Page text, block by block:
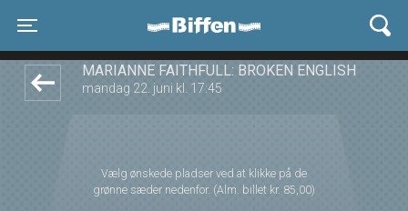
Biffen Odder
MARIANNE FAITHFULL: BROKEN ENGLISH
mandag 22. juni kl. 17:45
Vælg ønskede pladser ved at klikke på de
grønne sæder nedenfor. (Alm. billet kr. 85,00)
front05-temp 095108